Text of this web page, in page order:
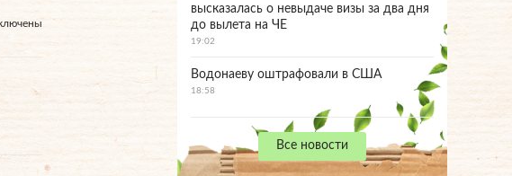
высказалась о невыдаче визы за два дня
до вылета на ЧЕ
19:02
Водонаеву оштрафовали в США
18:58
Все новости